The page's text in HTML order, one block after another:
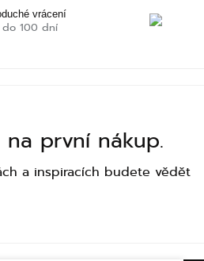
vrácení
do 100 dní
na první nákup.
a inspiracích budete vědět